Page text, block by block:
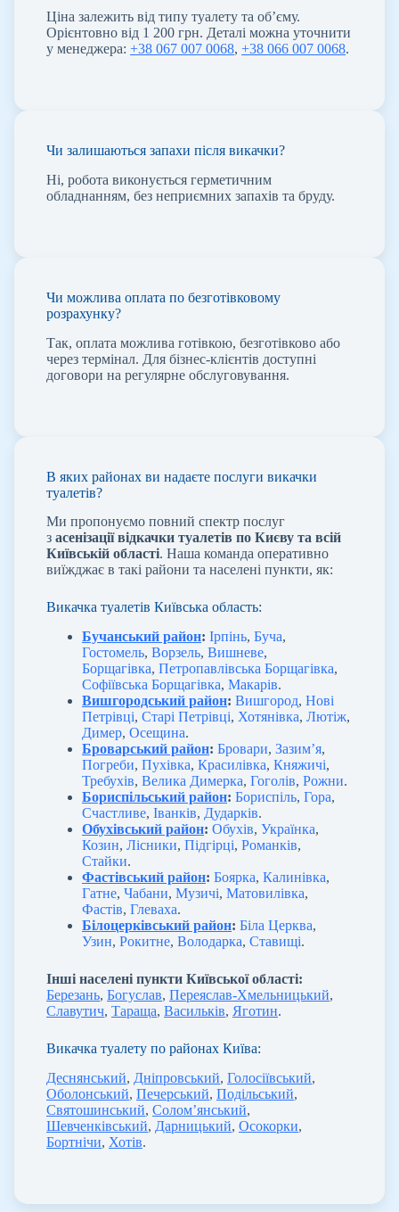
Ціна залежить від типу туалету та об’єму.
Орієнтовно від 1 200 грн. Деталі можна уточнити
у менеджера: +38 067 007 0068, +38 066 007 0068.
Чи залишаються запахи після викачки?
Ні, робота виконується герметичним
обладнанням, без неприємних запахів та бруду.
Чи можлива оплата по безготівковому
розрахунку?
Так, оплата можлива готівкою, безготівково або
через термінал. Для бізнес-клієнтів доступні
договори на регулярне обслуговування.
В яких районах ви надаєте послуги викачки
туалетів?
Ми пропонуємо повний спектр послуг
з асенізації відкачки туалетів по Києву та всій
Київській області. Наша команда оперативно
виїжджає в такі райони та населені пункти, як:
Викачка туалетів Київська область:
Бучанський район: Ірпінь, Буча,
Гостомель, Ворзель, Вишневе,
Борщагівка, Петропавлівська Борщагівка,
Софіївська Борщагівка, Макарів.
Вишгородський район: Вишгород, Нові
Петрівці, Старі Петрівці, Хотянівка, Лютіж,
Димер, Осещина.
Броварський район: Бровари, Зазим’я,
Погреби, Пухівка, Красилівка, Княжичі,
Требухів, Велика Димерка, Гоголів, Рожни.
Бориспільський район: Бориспіль, Гора,
Счастливе, Іванків, Дударків.
Обухівський район: Обухів, Українка,
Козин, Лісники, Підгірці, Романків,
Стайки.
Фастівський район: Боярка, Калинівка,
Гатне, Чабани, Музичі, Матовилівка,
Фастів, Глеваха.
Білоцерківський район: Біла Церква,
Узин, Рокитне, Володарка, Ставищі.
Інші населені пункти Київської області:
Березань, Богуслав, Переяслав-Хмельницький,
Славутич, Тараща, Васильків, Яготин.
Викачка туалету по районах Київа:
Деснянський, Дніпровський, Голосіївський,
Оболонський, Печерський, Подільський,
Святошинський, Солом’янський,
Шевченківський, Дарницький, Осокорки,
Бортнічи, Хотів.